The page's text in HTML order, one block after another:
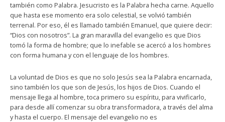
también como Palabra. Jesucristo es la Palabra hecha carne. Aquello
que hasta ese momento era solo celestial, se volvió también
terrenal. Por eso, él es llamado también Emanuel, que quiere decir:
“Dios con nosotros”. La gran maravilla del evangelio es que Dios
tomó la forma de hombre; que lo inefable se acercó a los hombres
con forma humana y con el lenguaje de los hombres.
La voluntad de Dios es que no solo Jesús sea la Palabra encarnada,
sino también los que son de Jesús, los hijos de Dios. Cuando el
mensaje llega al hombre, toca primero su espíritu, para vivificarlo,
para desde allí comenzar su obra transformadora, a través del alma
y hasta el cuerpo. El mensaje del evangelio no es